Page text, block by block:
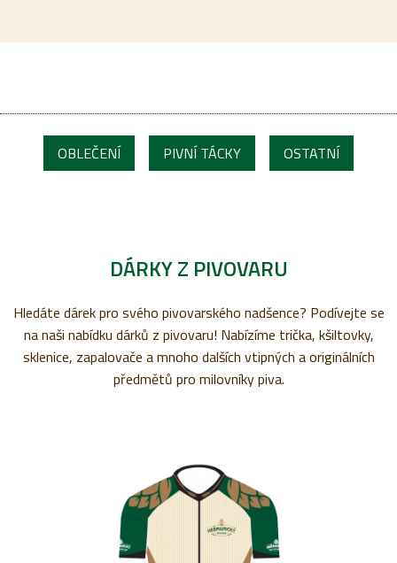
OBLEČENÍ PIVNÍ TÁCKY OSTATNÍ
DÁRKY Z PIVOVARU
Hledáte dárek pro svého pivovarského nadšence? Podívejte se
na naši nabídku dárků z pivovaru! Nabízíme trička, kšiltovky,
sklenice, zapalovače a mnoho dalších vtipných a originálních
předmětů pro milovníky piva.